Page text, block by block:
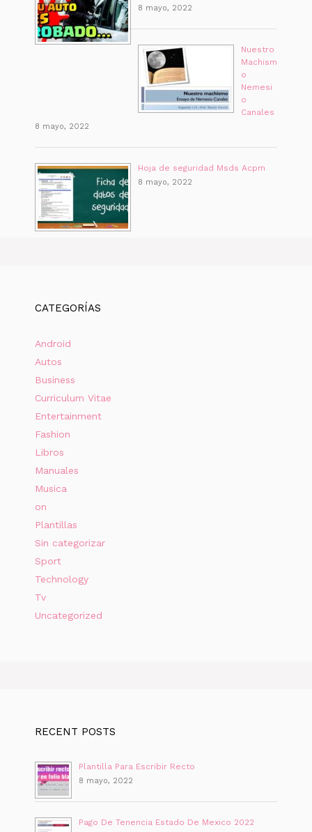
8 mayo, 2022
Nuestro
Machism
o
Nemesi
o
Canales
8 mayo, 2022
Hoja de seguridad Msds Acpm
8 mayo, 2022
CATEGORÍAS
Android
Autos
Business
Curriculum Vitae
Entertainment
Fashion
Libros
Manuales
Musica
on
Plantillas
Sin categorizar
Sport
Technology
Tv
Uncategorized
RECENT POSTS
Plantilla Para Escribir Recto
8 mayo, 2022
Pago De Tenencia Estado De Mexico 2022